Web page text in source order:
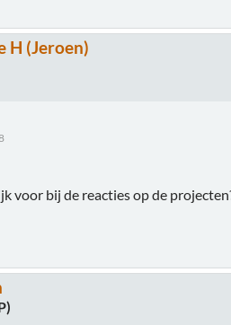
H (Jeroen)
voor bij de reacties op de